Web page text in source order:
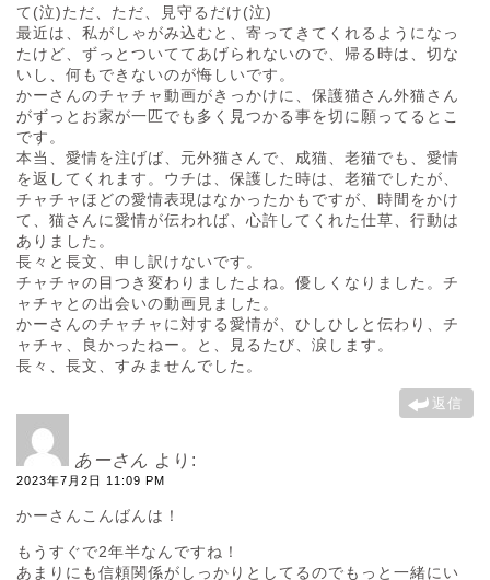
て(泣)ただ、ただ、見守るだけ(泣)
最近は、私がしゃがみ込むと、寄ってきてくれるようになっ
たけど、ずっとついててあげられないので、帰る時は、切な
いし、何もできないのが悔しいです。
かーさんのチャチャ動画がきっかけに、保護猫さん外猫さん
がずっとお家が一匹でも多く見つかる事を切に願ってるとこ
です。
本当、愛情を注げば、元外猫さんで、成猫、老猫でも、愛情
を返してくれます。ウチは、保護した時は、老猫でしたが、
チャチャほどの愛情表現はなかったかもですが、時間をかけ
て、猫さんに愛情が伝われば、心許してくれた仕草、行動は
ありました。
長々と長文、申し訳けないです。
チャチャの目つき変わりましたよね。優しくなりました。チ
ャチャとの出会いの動画見ました。
かーさんのチャチャに対する愛情が、ひしひしと伝わり、チ
ャチャ、良かったねー。と、見るたび、涙します。
長々、長文、すみませんでした。
返信
あーさん より:
2023年7月2日 11:09 PM
かーさんこんばんは！
もうすぐで2年半なんですね！
あまりにも信頼関係がしっかりとしてるのでもっと一緒にい